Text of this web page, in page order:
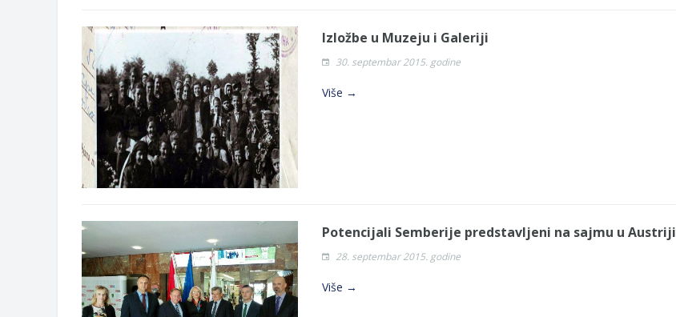
Izložbe u Muzeju i Galeriji
30. septembar 2015. godine
Više →
Potencijali Semberije predstavljeni na sajmu u Austriji
28. septembar 2015. godine
Više →